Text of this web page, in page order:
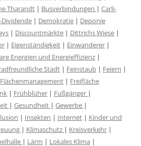
Tharandt | Busverbindungen | Carli-
Dividende | Demokratie | Deponie
| Discountmärkte | Dittrichs Wiese |
| Eigenständigkeit | Einwanderer |
Energien und Energieffizienz |
Stadt | Feinstaub | Feiern |
Flächenmanagement | Freifläche
| Frühblüher | Fußgänger |
| Gesundheit | Gewerbe |
| Insekten | Internet | Kinder und
| Klimaschutz | Kreisverkehr |
| Lärm | Lokales Klima |